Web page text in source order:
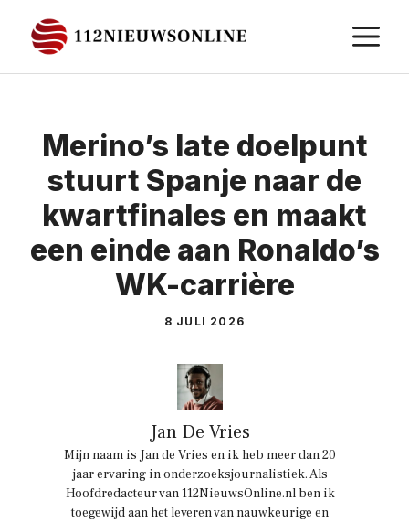
naar
de
Merino’s late doelpunt
stuurt Spanje naar de
kwartfinales en maakt
een einde aan Ronaldo’s
WK-carrière
8 JULI 2026
Jan De Vries
Mijn naam is Jan de Vries en ik heb meer dan 20
jaar ervaring in onderzoeksjournalistiek. Als
Hoofdredacteur van 112NieuwsOnline.nl ben ik
toegewijd aan het leveren van nauwkeurige en